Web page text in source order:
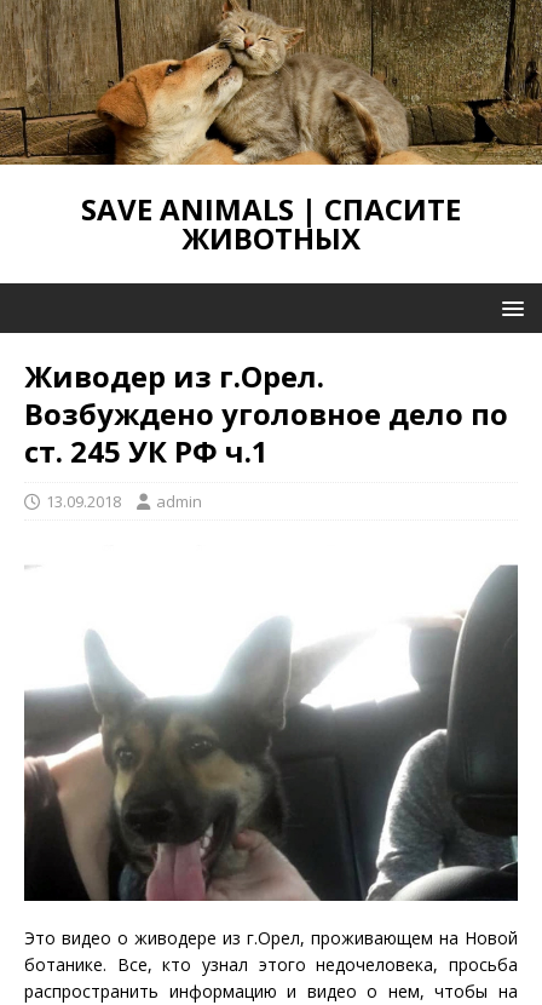
SAVE ANIMALS | СПАСИТЕ
ЖИВОТНЫХ
Живодер из г.Орел.
Возбуждено уголовное дело по
ст. 245 УК РФ ч.1
13.09.2018 admin
Это видео о живодере из г.Орел, проживающем на Новой
ботанике. Все, кто узнал этого недочеловека, просьба
распространить информацию и видео о нем, чтобы на